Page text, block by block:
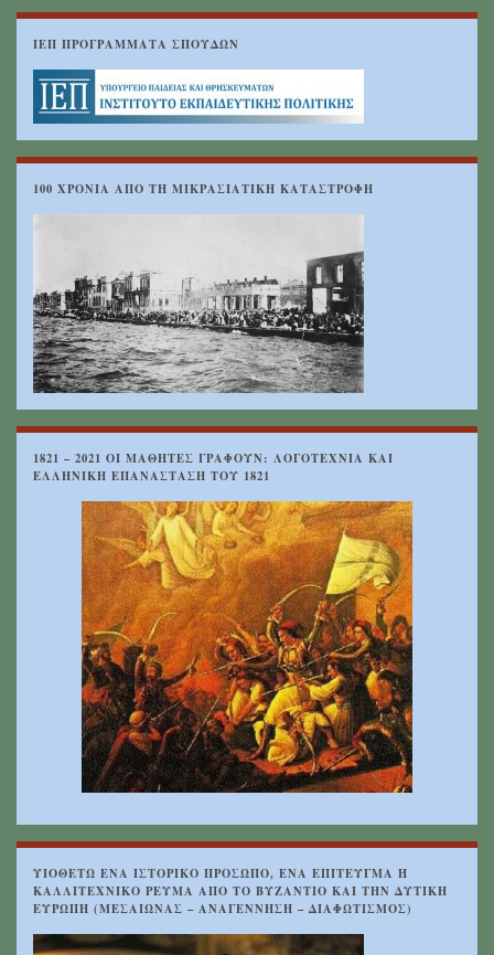
ΙΕΠ ΠΡΟΓΡΆΜΜΑΤΑ ΣΠΟΥΔΏΝ
100 ΧΡΟΝΙΑ ΑΠΟ ΤΗ ΜΙΚΡΑΣΙΑΤΙΚΗ ΚΑΤΑΣΤΡΟΦΗ
1821 – 2021 ΟΙ ΜΑΘΗΤΈΣ ΓΡΆΦΟΥΝ: ΛΟΓΟΤΕΧΝΊΑ ΚΑΙ
ΕΛΛΗΝΙΚΉ ΕΠΑΝΆΣΤΑΣΗ ΤΟΥ 1821
ΥΙΟΘΕΤΏ ΈΝΑ ΙΣΤΟΡΙΚΌ ΠΡΌΣΩΠΟ, ΈΝΑ ΕΠΊΤΕΥΓΜΑ Ή Κ
ΑΛΛΙΤΕΧΝΙΚΌ ΡΕΎΜΑ ΑΠΌ ΤΟ ΒΥΖΆΝΤΙΟ ΚΑΙ ΤΗΝ ΔΥΤΙΚΉ Ε
ΥΡΏΠΗ (ΜΕΣΑΊΩΝΑΣ – ΑΝΑΓΈΝΝΗΣΗ – ΔΙΑΦΩΤΙΣΜΌΣ)